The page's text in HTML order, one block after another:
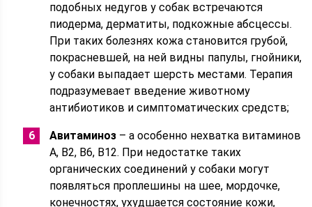
подобных недугов у собак встречаются
пиодерма, дерматиты, подкожные абсцессы.
При таких болезнях кожа становится грубой,
покрасневшей, на ней видны папулы, гнойники,
у собаки выпадает шерсть местами. Терапия
подразумевает введение животному
антибиотиков и симптоматических средств;
Авитаминоз – а особенно нехватка витаминов
А, В2, В6, В12. При недостатке таких
органических соединений у собаки могут
появляться проплешины на шее, мордочке,
конечностях, ухудшается состояние кожи,